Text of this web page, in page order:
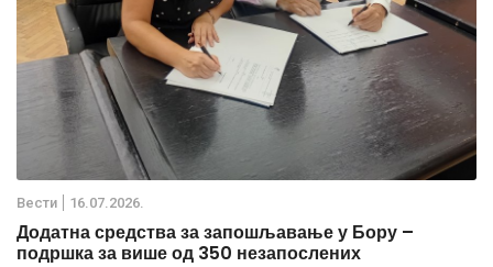
Вести 16.07.2026.
Додатна средства за запошљавање у Бору –
подршка за више од 350 незапослених